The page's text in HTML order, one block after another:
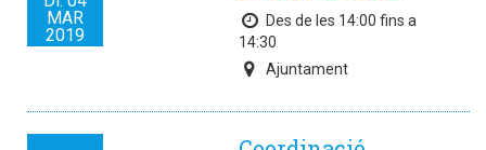
MAR
2019
Des de les 14:00 fins a
14:30
Ajuntament